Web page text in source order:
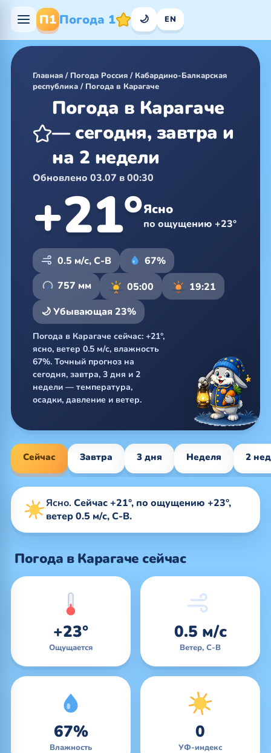
П1 Погода 1 🌙 EN
Главная / Погода Россия / Кабардино-Балкарская
республика / Погода в Карагаче
Погода в Карагаче
— сегодня, завтра и
на 2 недели
Обновлено 03.07 в 00:30
+21°Ясно
по ощущению +23°
0.5 м/с, С-В
67%
757 мм
05:00
19:21
🌙 Убывающая 23%
Погода в Карагаче сейчас: +21°,
ясно, ветер 0.5 м/с, влажность
67%. Точный прогноз на
сегодня, завтра, 3 дня и 2
недели — температура,
осадки, давление и ветер.
Сейчас Завтра 3 дня Неделя 2
Ясно. Сейчас +21°, по ощущению +23°,
ветер 0.5 м/с, С-В.
Погода в Карагаче сейчас
+23°
Ощущается
0.5 м/с
Ветер, С-В
67%
Влажность
0
УФ-индекс